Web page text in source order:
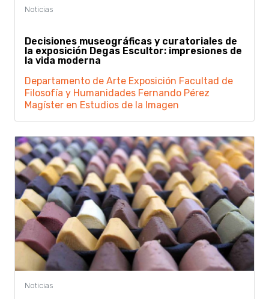
Decisiones museográficas y curatoriales de
la exposición Degas Escultor: impresiones de
la vida moderna
Departamento de Arte Exposición Facultad de
Filosofía y Humanidades Fernando Pérez
Magíster en Estudios de la Imagen